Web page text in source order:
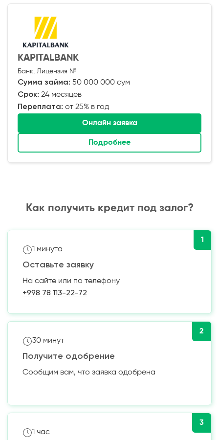
KAPITALBANK
Банк, Лицензия №
Сумма займа: 50 000 000 сум
Срок: 24 месяцев
Переплата: от 25% в год
Онлайн заявка
Подробнее
Как получить кредит под залог?
1
1 минута
Оставьте заявку
На сайте или по телефону
+998 78 113-22-72
2
30 минут
Получите одобрение
Сообщим вам, что заявка одобрена
3
1 час